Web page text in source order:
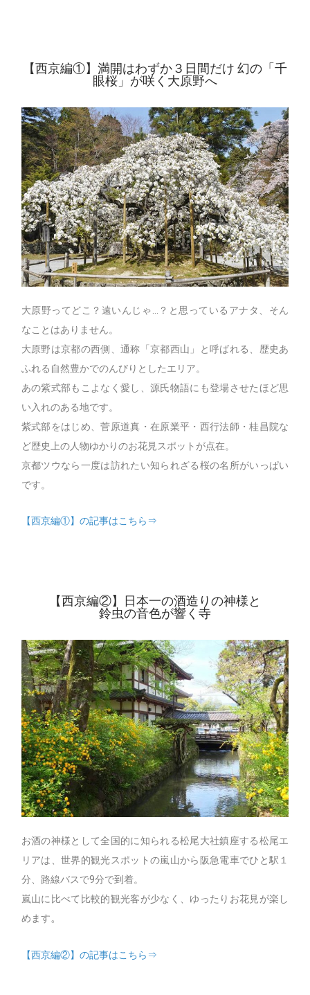
【西京編①】満開はわずか３日間だけ 幻の「千
眼桜」が咲く大原野へ
大原野ってどこ？遠いんじゃ…？と思っているアナタ、そん
なことはありません。
大原野は京都の西側、通称「京都西山」と呼ばれる、歴史あ
ふれる自然豊かでのんびりとしたエリア。
あの紫式部もこよなく愛し、源氏物語にも登場させたほど思
い入れのある地です。
紫式部をはじめ、菅原道真・在原業平・西行法師・桂昌院な
ど歴史上の人物ゆかりのお花見スポットが点在。
京都ツウなら一度は訪れたい知られざる桜の名所がいっぱい
です。
【西京編①】の記事はこちら⇒
【西京編②】日本一の酒造りの神様と
鈴虫の音色が響く寺
お酒の神様として全国的に知られる松尾大社鎮座する松尾エ
リアは、世界的観光スポットの嵐山から阪急電車でひと駅１
分、路線バスで9分で到着。
嵐山に比べて比較的観光客が少なく、ゆったりお花見が楽し
めます。
【西京編②】の記事はこちら⇒